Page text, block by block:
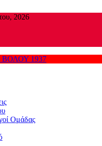
2026
Ομάδας